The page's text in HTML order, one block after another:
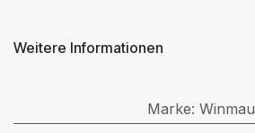
Weitere Informationen
Marke: Winmau